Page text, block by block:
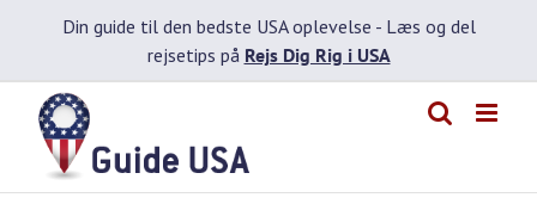
Din guide til den bedste USA oplevelse - Læs og del
rejsetips på Rejs Dig Rig i USA